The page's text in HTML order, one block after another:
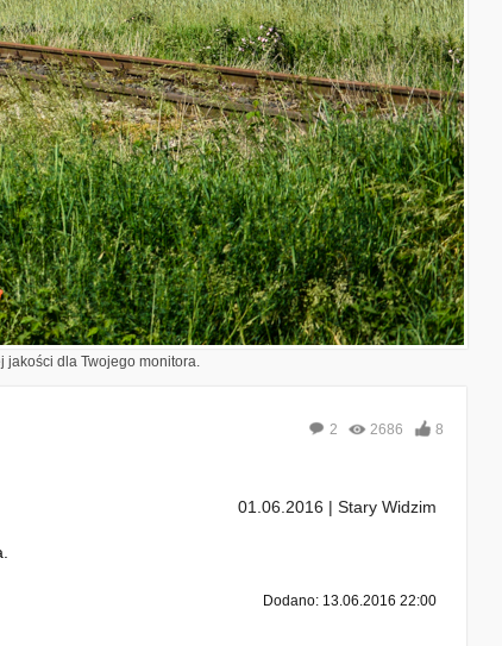
jakości dla Twojego monitora.
2 2686 8
01.06.2016 | Stary Widzim
Dodano: 13.06.2016 22:00